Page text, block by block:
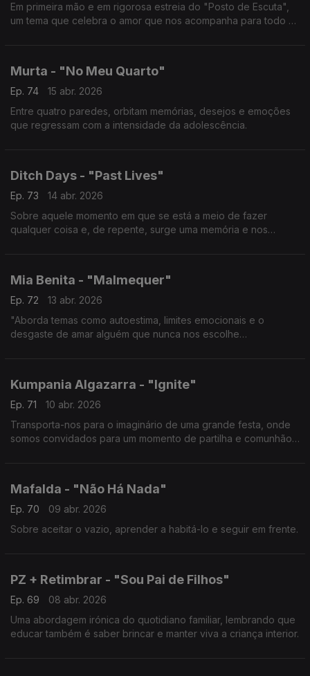
Em primeira mão e em rigorosa estreia do "Posto de Escuta",
um tema que celebra o amor que nos acompanha para todo o
Murta - "No Meu Quarto"
Ep. 74
15 abr. 2026
Entre quatro paredes, orbitam memórias, desejos e emoções
que regressam com a intensidade da adolescência.
Ditch Days - "Past Lives"
Ep. 73
14 abr. 2026
Sobre aquele momento em que se está a meio de fazer
qualquer coisa e, de repente, surge uma memória e nos
Mia Benita - "Malmequer"
Ep. 72
13 abr. 2026
"Aborda temas como autoestima, limites emocionais e o
desgaste de amar alguém que nunca nos escolhe
Kumpania Algazarra - "Ignite"
Ep. 71
10 abr. 2026
Transporta-nos para o imaginário de uma grande festa, onde
somos convidados para um momento de partilha e comunhão
Mafalda - "Não Há Nada"
Ep. 70
09 abr. 2026
Sobre aceitar o vazio, aprender a habitá-lo e seguir em frente.
PZ + Retimbrar - "Sou Pai de Filhos"
Ep. 69
08 abr. 2026
Uma abordagem irónica do quotidiano familiar, lembrando que
educar também é saber brincar e manter viva a criança interior.